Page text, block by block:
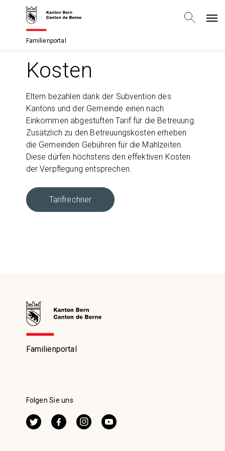
Familienportal
Kosten
Eltern bezahlen dank der Subvention des
Kantons und der Gemeinde einen nach
Einkommen abgestuften Tarif für die Betreuung.
Zusätzlich zu den Betreuungskosten erheben
die Gemeinden Gebühren für die Mahlzeiten.
Diese dürfen höchstens den effektiven Kosten
der Verpflegung entsprechen.
Tarifrechner
Familienportal
Folgen Sie uns